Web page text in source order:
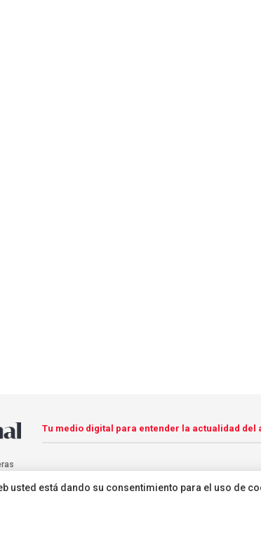
Tu medio digital para entender la actualidad del
usted está dando su consentimiento para el uso de